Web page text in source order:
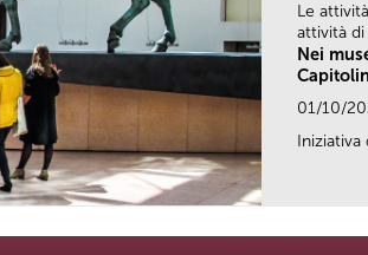
Le
attività di
Nei
01/10/
Iniziativa